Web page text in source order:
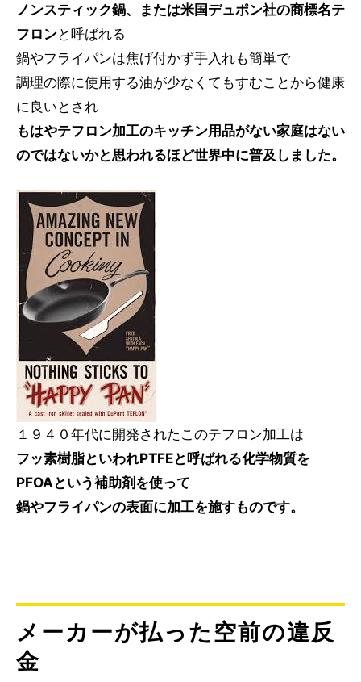
ノンスティック鍋、または米国デュポン社の商標名テ
フロンと呼ばれる
鍋やフライパンは焦げ付かず手入れも簡単で
調理の際に使用する油が少なくてもすむことから健康
に良いとされ
もはやテフロン加工のキッチン用品がない家庭はない
のではないかと思われるほど世界中に普及しました。
１９４０年代に開発されたこのテフロン加工は
フッ素樹脂といわれPTFEと呼ばれる化学物質を
PFOAという補助剤を使って
鍋やフライパンの表面に加工を施すものです。
メーカーが払った空前の違反
金